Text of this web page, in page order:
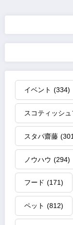
ペ
ー
ジ
送
り
イベント (334)
スコティッシ
スタパ齋藤
ノウハウ (294)
フード (171)
ペット (812)